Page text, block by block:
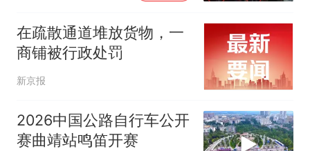
在疏散通道堆放货物，一
商铺被行政处罚
新京报
2026中国公路自行车公开
赛曲靖站鸣笛开赛